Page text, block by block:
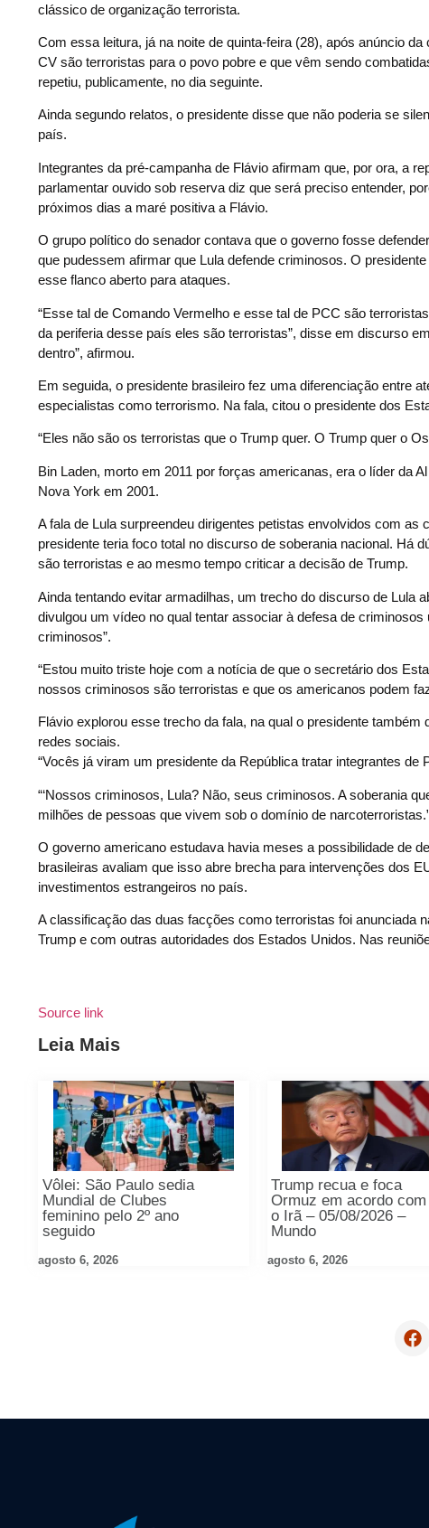
clássico de organização terrorista.
Com essa leitura, já na noite de quinta-feira (28), após anúncio
CV são terroristas para o povo pobre e que vêm sendo
repetiu, publicamente, no dia seguinte.
Ainda segundo relatos, o presidente disse que não poderia se
país.
Integrantes da pré-campanha de Flávio afirmam que, por ora, a
parlamentar ouvido sob reserva diz que será preciso entender,
próximos dias a maré positiva a Flávio.
O grupo político do senador contava que o governo fosse
que pudessem afirmar que Lula defende criminosos. O
esse flanco aberto para ataques.
“Esse tal de Comando Vermelho e esse tal de PCC são
da periferia desse país eles são terroristas”, disse em discurso
dentro”, afirmou.
Em seguida, o presidente brasileiro fez uma diferenciação entre
especialistas como terrorismo. Na fala, citou o presidente dos
“Eles não são os terroristas que o Trump quer. O Trump quer o
Bin Laden, morto em 2011 por forças americanas, era o líder da
Nova York em 2001.
A fala de Lula surpreendeu dirigentes petistas envolvidos com
presidente teria foco total no discurso de soberania nacional. Há
são terroristas e ao mesmo tempo criticar a decisão de Trump.
Ainda tentando evitar armadilhas, um trecho do discurso de Lula
divulgou um vídeo no qual tentar associar à defesa de
criminosos”.
“Estou muito triste hoje com a notícia de que o secretário dos
nossos criminosos são terroristas e que os americanos podem
Flávio explorou esse trecho da fala, na qual o presidente
redes sociais.
“Vocês já viram um presidente da República tratar integrantes de
“‘Nossos criminosos, Lula? Não, seus criminosos. A soberania
milhões de pessoas que vivem sob o domínio de
O governo americano estudava havia meses a possibilidade de
brasileiras avaliam que isso abre brecha para intervenções dos
investimentos estrangeiros no país.
A classificação das duas facções como terroristas foi anunciada
Trump e com outras autoridades dos Estados Unidos. Nas
Source link
Leia Mais
Vôlei: São Paulo sedia
Mundial de Clubes
feminino pelo 2º ano
seguido
agosto 6, 2026
Trump recua e foca
Ormuz em acordo com
o Irã – 05/08/2026 –
Mundo
agosto 6, 2026